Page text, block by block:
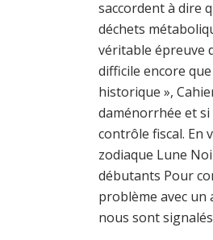
saccordent à dire
déchets
véritable épreuve
difficile encore
historique »,
daménorrhée et si
contrôle fiscal. En
zodiaque Lune
débutants Pour
problème avec un
nous sont